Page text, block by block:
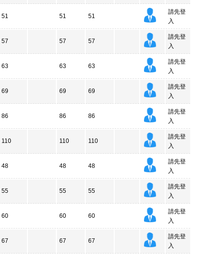
51 51 51
請先登
入
57 57 57
請先登
入
63 63 63
請先登
入
69 69 69
請先登
入
86 86 86
請先登
入
110 110 110
請先登
入
48 48 48
請先登
入
55 55 55
請先登
入
60 60 60
請先登
入
67 67 67
請先登
入